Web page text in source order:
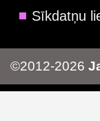
Sīkdatņu
©2012-2026